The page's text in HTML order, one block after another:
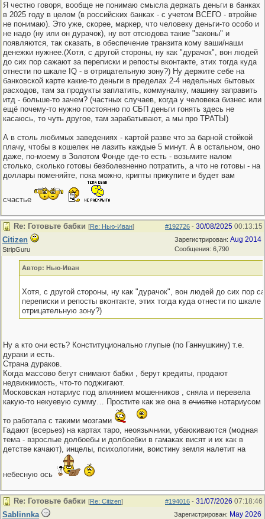
Я честно говоря, вообще не понимаю смысла держать деньги в банках
в 2025 году в целом (в российских банках - с учетом ВСЕГО - втройне
не понимаю). Это уже, скорее, маркер, что человеку деньги-то особо и
не надо (ну или он дурачок), ну вот отсюдова такие "законы" и
появляются, так сказать, в обеспечение транзита кому ваши/наши
денежки нужнее.(Хотя, с другой стороны, ну как "дурачок", вон людей
до сих пор сажают за переписки и репосты вконтакте, этих тогда куда
отнести по шкале IQ - в отрицательную зону?) Ну держите себе на
банковской карте какие-то деньги в пределах 2-4 недельных бытовых
расходов, там за продукты заплатить, коммуналку, машину заправить
итд - больше-то зачем? (частных случаев, когда у человека бизнес или
ещё почему-то нужно постоянно по СБП деньги гонять здесь не
касаюсь, то чуть другое, там зарабатывают, а мы про ТРАТЫ)
А в столь любимых заведениях - картой разве что за барной стойкой
плачу, чтобы в кошелек не лазить каждые 5 минут. А в остальном, оно
даже, по-моему в Золотом Фонде где-то есть - возьмите налом
столько, сколько готовы безболезненно потратить, а что не готовы - на
доллары поменяйте, пока можно, крипты прикупите и будет вам
счастье
#192726 - 30/08/2025 00:13:15
Re: Готовьте бабки [Re: Нью-Иван]
Зарегистрирован: Aug 2014
Сообщения: 6,790
Citizen
StripGuru
Автор: Нью-Иван
Хотя, с другой стороны, ну как "дурачок", вон людей до сих пор
переписки и репосты вконтакте, этих тогда куда отнести по шкале
отрицательную зону?)
Ну а кто они есть? Конституционально глупые (по Ганнушкину) т.е.
дураки и есть.
Страна дураков.
Когда массово бегут снимают бабки , берут кредиты, продают
недвижимость, что-то поджигают.
Московская нотариус под влиянием мошенников , сняла и перевела
какую-то некуевую сумму… Простите как же она в очистке нотариусом
то работала с такими мозгами
Гадают (всерьез) на картах таро, неоязычники, убаюкиваются (модная
тема - взрослые долбоебы и долбоебки в гамаках висят и их как в
детстве качают), инцелы, психологини, воистину земля налетит на
небесную ось
#194016 - 31/07/2026 07:18:46
Re: Готовьте бабки [Re: Citizen]
Зарегистрирован: May 2026
Sablinnka